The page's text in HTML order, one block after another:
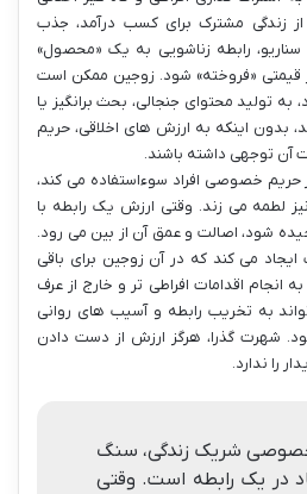
از زندگی مشترک برای کسب درآمد، جذب
رابطه زناشویی به یک «محصول»
قیمتی «فروخته» شود. زوجین ممکن است
به تولید محتوای جنجالی، بحث برانگیز یا
بدون اینکه به ارزش های اخلاقی، حریم
آن توجهی داشته باشند.
حریم خصوصی افراد سوءاستفاده می کند،
لطمه می زند. وقتی ارزش یک رابطه با
شود، اصالت و عمق آن از بین می رود.
می کند که در آن زوجین برای باقی
انجام اقدامات افراطی تر و خارج از عرف
به تخریب رابطه و آسیب های روانی
شهرت گذرا، هرگز ارزش از دست دادن
را ندارد.
خصوصی شریک زندگی، سنگ
در یک رابطه است. وقتی